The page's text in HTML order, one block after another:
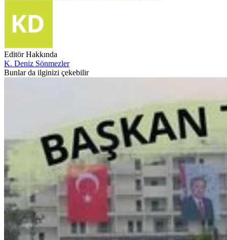
Editör Hakkında
K. Deniz Sönmezler
Bunlar da ilginizi çekebilir